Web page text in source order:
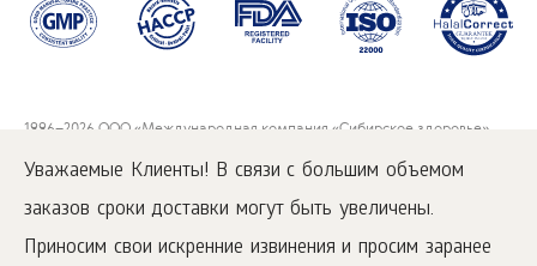
Уважаемые Клиенты! В связи с большим объемом
заказов сроки доставки могут быть увеличены.
Приносим свои искренние извинения и просим заранее
1996–2026 ООО «Международная компания «Сибирское здоровье».
Воспроизведение материалов данного сайта возможно при условии
www.siberianwellness.com.
Как заказать